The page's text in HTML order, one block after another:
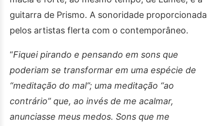
guitarra de Prismo. A sonoridade proporcionada
pelos artistas flerta com o contemporâneo.
“Fiquei pirando e pensando em sons que
poderiam se transformar em uma espécie de
“meditação do mal”; uma meditação “ao
contrário” que, ao invés de me acalmar,
anunciasse meus medos. Sons que me